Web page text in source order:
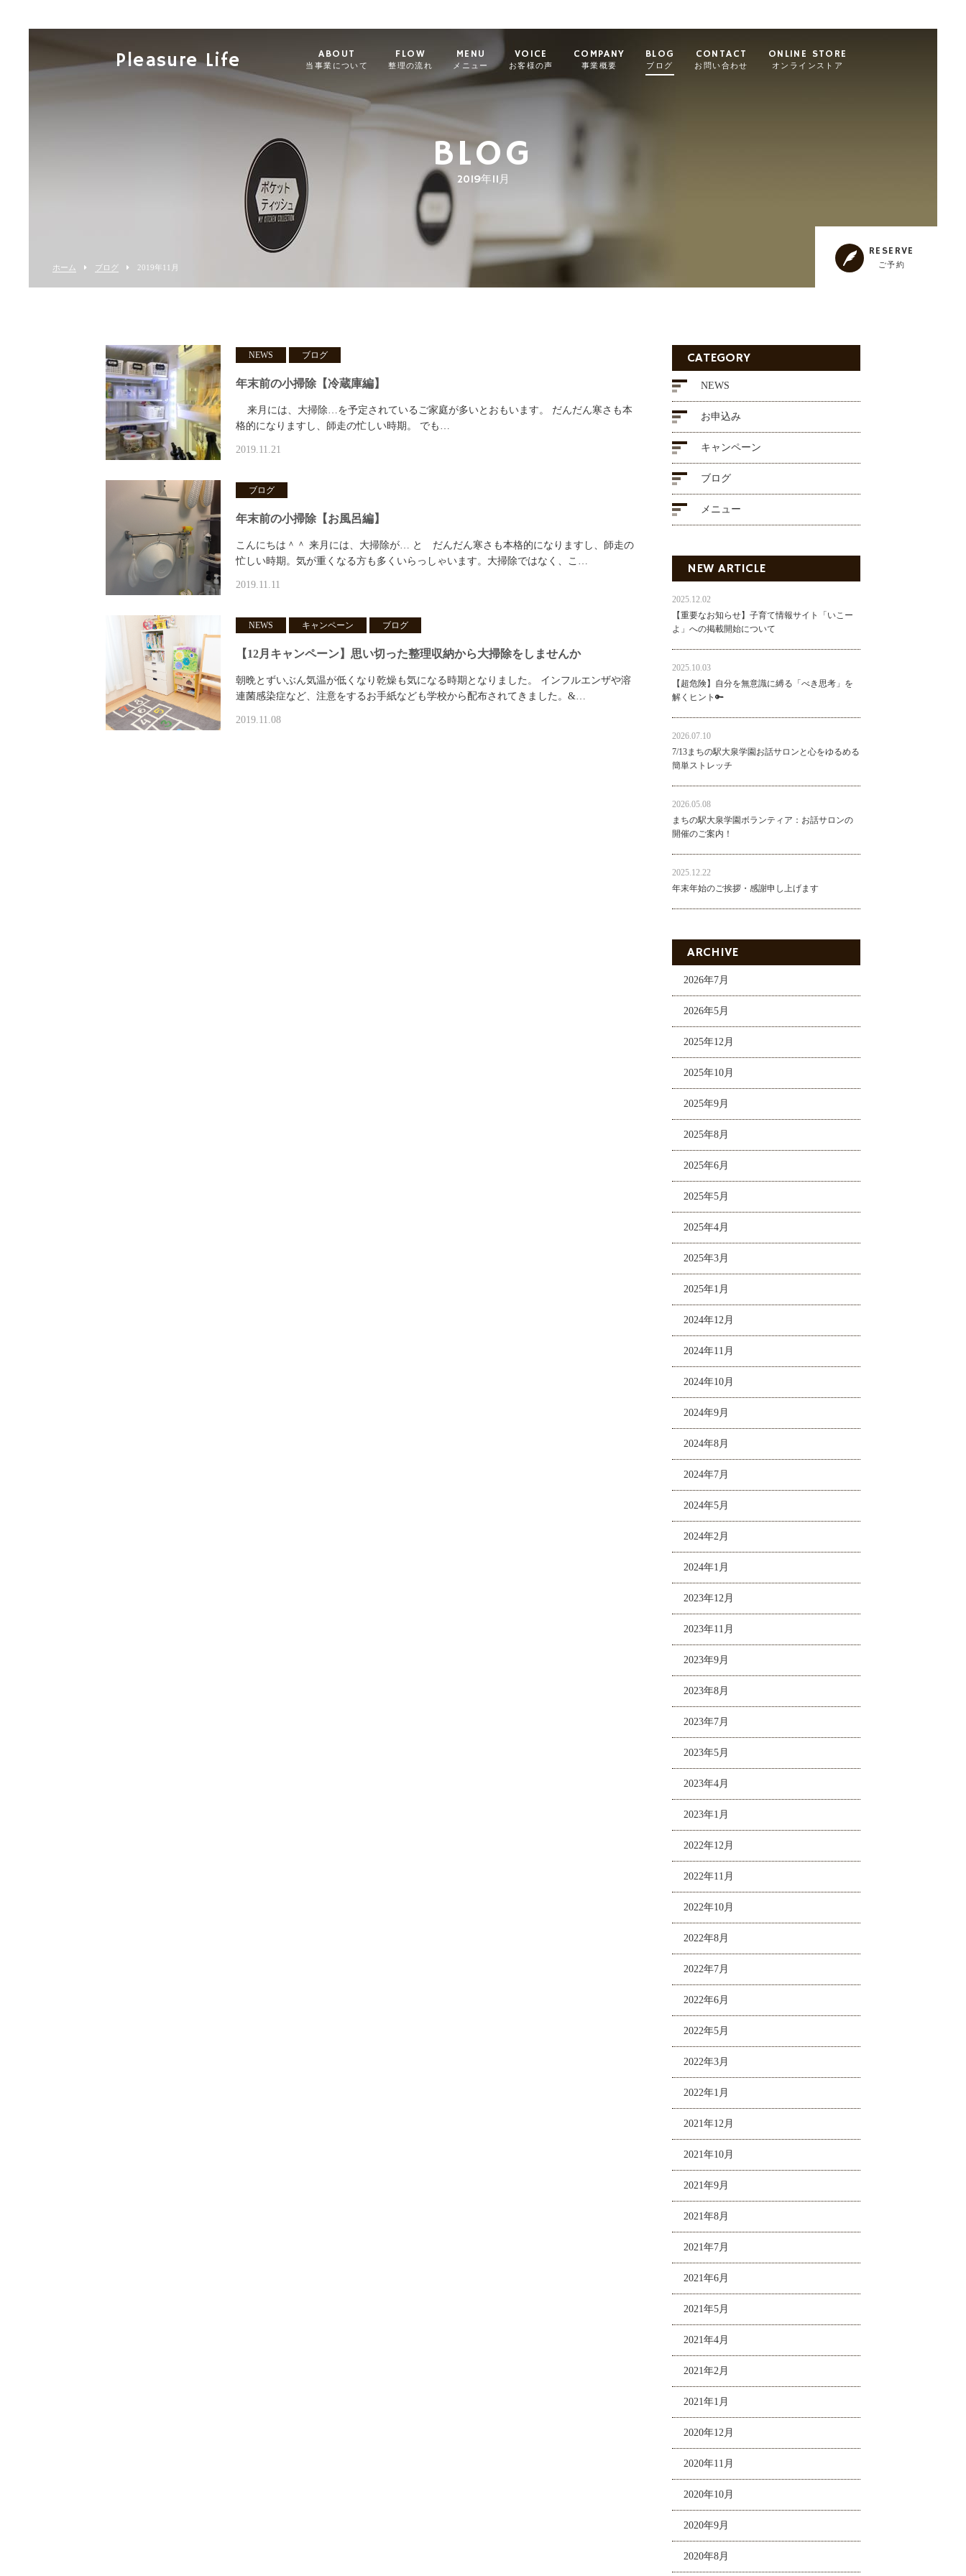
Pleasure Life ABOUT
当事業について
FLOW
整理の流れ
MENU
メニュー
VOICE
お客様の声
COMPANY
事業概要
BLOG
ブログ
CONTACT
お問い合わせ
ONLINE STORE
オンラインストア
BLOG
2019年11月
ホーム ブログ 2019年11月
RESERVE
ご予約
NEWS ブログ
年末前の小掃除【冷蔵庫編】
来月には、大掃除…を予定されているご家庭が多いとおもいます。 だんだん寒さも本
格的になりますし、師走の忙しい時期。 でも…
2019.11.21
ブログ
年末前の小掃除【お風呂編】
こんにちは＾＾ 来月には、大掃除が… と だんだん寒さも本格的になりますし、師走の
忙しい時期。気が重くなる方も多くいらっしゃいます。大掃除ではなく、こ…
2019.11.11
NEWS キャンペーン ブログ
【12月キャンペーン】思い切った整理収納から大掃除をしませんか
朝晩とずいぶん気温が低くなり乾燥も気になる時期となりました。 インフルエンザや溶
連菌感染症など、注意をするお手紙なども学校から配布されてきました。&…
2019.11.08
CATEGORY
NEWS
お申込み
キャンペーン
ブログ
メニュー
NEW ARTICLE
2025.12.02
【重要なお知らせ】子育て情報サイト「いこー
よ」への掲載開始について
2025.10.03
【超危険】自分を無意識に縛る「べき思考」を
解くヒント🔑
2026.07.10
7/13まちの駅大泉学園お話サロンと心をゆるめる
簡単ストレッチ
2026.05.08
まちの駅大泉学園ボランティア：お話サロンの
開催のご案内！
2025.12.22
年末年始のご挨拶・感謝申し上げます
ARCHIVE
2026年7月
2026年5月
2025年12月
2025年10月
2025年9月
2025年8月
2025年6月
2025年5月
2025年4月
2025年3月
2025年1月
2024年12月
2024年11月
2024年10月
2024年9月
2024年8月
2024年7月
2024年5月
2024年2月
2024年1月
2023年12月
2023年11月
2023年9月
2023年8月
2023年7月
2023年5月
2023年4月
2023年1月
2022年12月
2022年11月
2022年10月
2022年8月
2022年7月
2022年6月
2022年5月
2022年3月
2022年1月
2021年12月
2021年10月
2021年9月
2021年8月
2021年7月
2021年6月
2021年5月
2021年4月
2021年2月
2021年1月
2020年12月
2020年11月
2020年10月
2020年9月
2020年8月